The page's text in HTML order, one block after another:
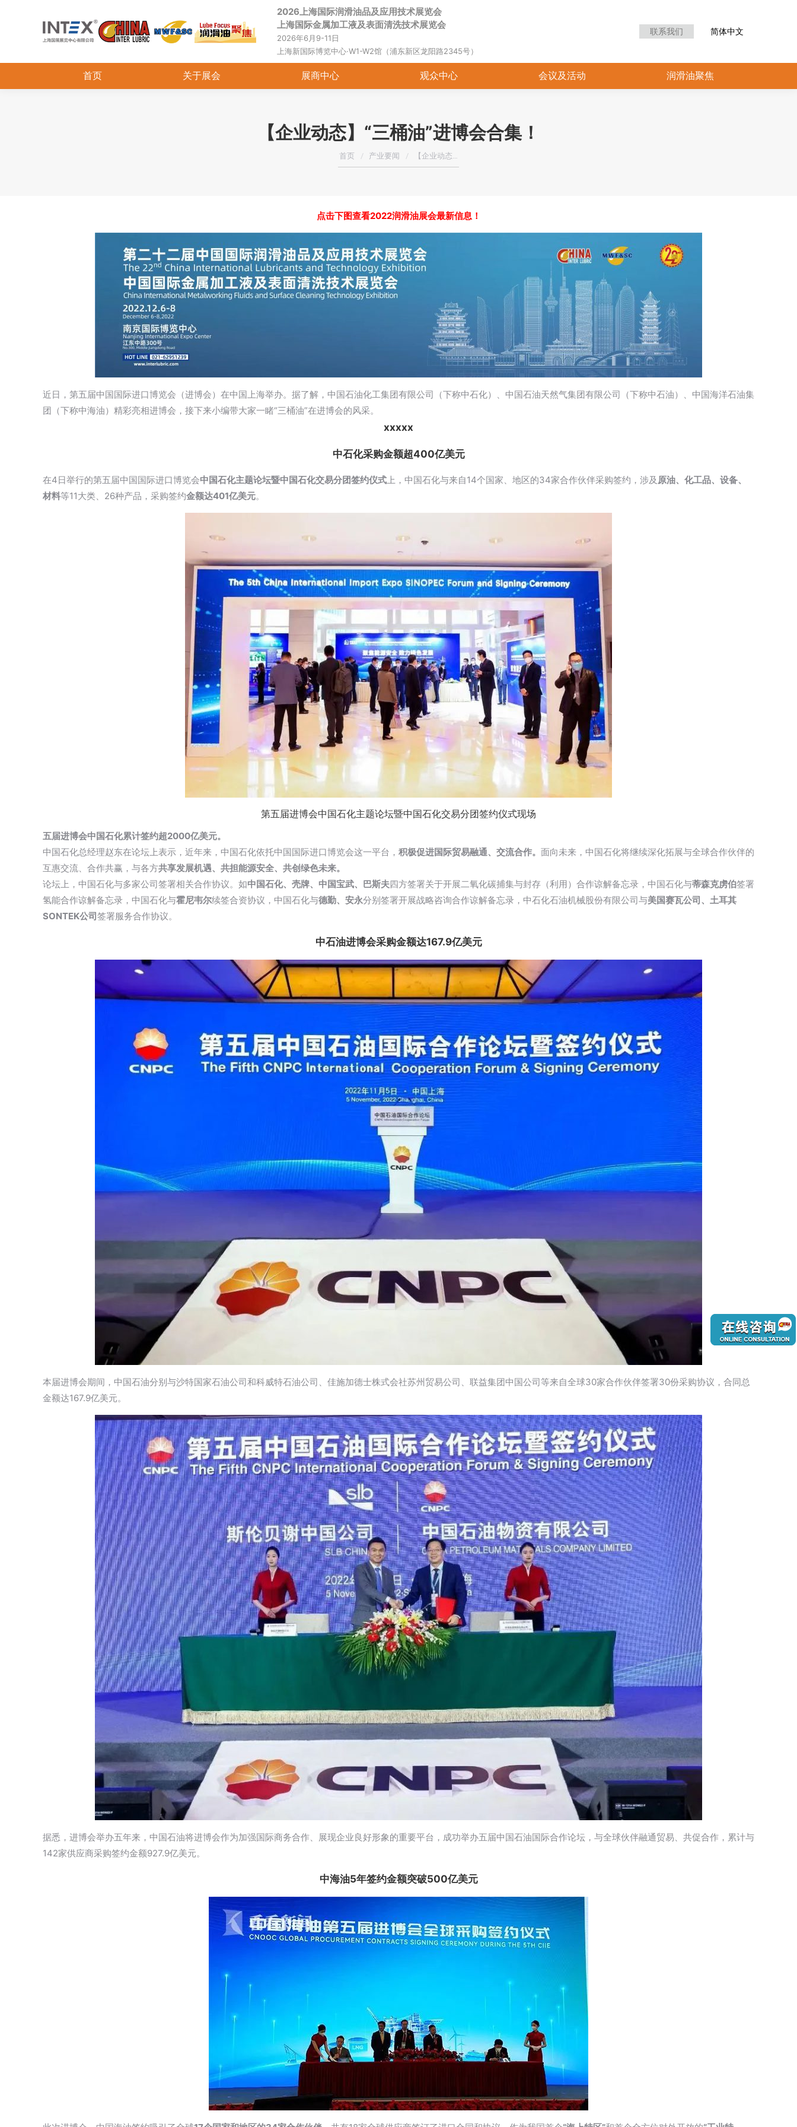
2026上海国际润滑油品及应用技术展览会
上海国际金属加工液及表面清洗技术展览会
2026年6月9-11日
上海新国际博览中心·W1-W2馆（浦东新区龙阳路2345号）
联系我们 简体中文
首页 关于展会 展商中心 观众中心 会议及活动 润滑油聚焦
【企业动态】“三桶油”进博会合集！
您在这里：
首页 产业要闻 【企业动态…
点击下图查看2022润滑油展会最新信息！
近日，第五届中国国际进口博览会（进博会）在中国上海举办。据了解，中国石油化工集团有限公司（下称中石化）、中国石油天然气集团有限公司（下称中石油）、中国海洋石油集
团（下称中海油）精彩亮相进博会，接下来小编带大家一睹“三桶油”在进博会的风采。
xxxxx
中石化采购金额超400亿美元
在4日举行的第五届中国国际进口博览会中国石化主题论坛暨中国石化交易分团签约仪式上，中国石化与来自14个国家、地区的34家合作伙伴采购签约，涉及 原油、化工品、设备、
材料等11大类、26种产品，采购签约金额达401亿美元。
第五届进博会中国石化主题论坛暨中国石化交易分团签约仪式现场
五届进博会中国石化累计签约超2000亿美元。
中国石化总经理赵东在论坛上表示，近年来，中国石化依托中国国际进口博览会这一平台， 积极促进国际贸易融通、交流合作。 面向未来，中国石化将继续深化拓展与全球合作伙伴的
互惠交流、合作共赢，与各方共享发展机遇、共担能源安全、共创绿色未来。
论坛上，中国石化与多家公司签署相关合作协议。如中国石化、壳牌、中国宝武、巴斯夫四方签署关于开展二氧化碳捕集与封存（利用）合作谅解备忘录，中国石化与蒂森克虏伯签署
氢能合作谅解备忘录，中国石化与霍尼韦尔续签合资协议，中国石化与德勤、安永分别签署开展战略咨询合作谅解备忘录，中石化石油机械股份有限公司与美国赛瓦公司、土耳其
SONTEK公司签署服务合作协议。
中石油进博会采购金额达167.9亿美元
本届进博会期间，中国石油分别与沙特国家石油公司和科威特石油公司、佳施加德士株式会社苏州贸易公司、联益集团中国公司等来自全球30家合作伙伴签署30份采购协议，合同总
金额达167.9亿美元。
据悉，进博会举办五年来，中国石油将进博会作为加强国际商务合作、展现企业良好形象的重要平台，成功举办五届中国石油国际合作论坛，与全球伙伴融通贸易、共促合作，累计与
142家供应商采购签约金额927.9亿美元。
中海油5年签约金额突破500亿美元
首页 关于展会 展商中心